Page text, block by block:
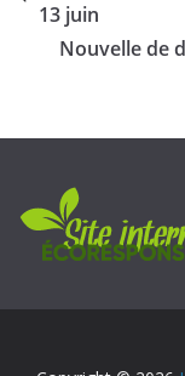
13 juin
Nouvelle de